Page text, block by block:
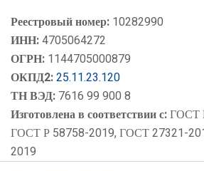
реестровый номер
Реестровый номер: 10282990
ИНН:4705064272
ОГРН: 1144705000879
ОКПД2:25.11.23.120
ТН ВЭД: 7616 99 900 8
Изготовлена в соответствии с:ГОСТ
ГОСТ Р 58758-2019, ГОСТ 27321-
2019